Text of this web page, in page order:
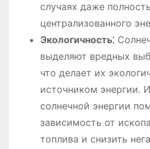
случаях даже
централизованного
Экологичность⁚
выделяют вредных
что делает их
источником энергии.
солнечной энергии
зависимость от
топлива и снизить